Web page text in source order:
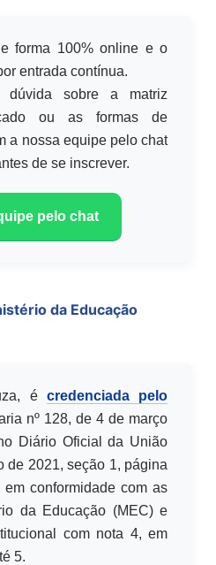
forma 100% online e o
entrada contínua.
dúvida sobre a matriz
ou as formas de
a nossa equipe pelo chat
de se inscrever.
pelo chat
da Educação
é credenciada pelo
nº 128, de 4 de março
Diário Oficial da União
de 2021, seção 1, página
conformidade com as
da Educação (MEC) e
com nota 4, em
5.